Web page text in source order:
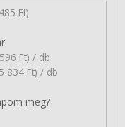
Ft)
Ft) / db
834 Ft) / db
meg?